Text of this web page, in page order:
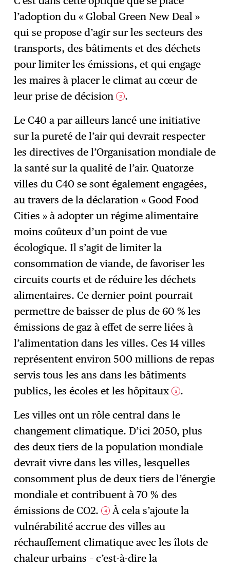
l’adoption du « Global Green New Deal »
qui se propose d’agir sur les secteurs des
transports, des bâtiments et des déchets
pour limiter les émissions, et qui engage
les maires à placer le climat au cœur de
leur prise de décision 2 .
Le C40 a par ailleurs lancé une initiative
sur la pureté de l’air qui devrait respecter
les directives de l’Organisation mondiale de
la santé sur la qualité de l’air. Quatorze
villes du C40 se sont également engagées,
au travers de la déclaration « Good Food
Cities » à adopter un régime alimentaire
moins coûteux d’un point de vue
écologique. Il s’agit de limiter la
consommation de viande, de favoriser les
circuits courts et de réduire les déchets
alimentaires. Ce dernier point pourrait
permettre de baisser de plus de 60 % les
émissions de gaz à effet de serre liées à
l’alimentation dans les villes. Ces 14 villes
représentent environ 500 millions de repas
servis tous les ans dans les bâtiments
publics, les écoles et les hôpitaux 3 .
Les villes ont un rôle central dans le
changement climatique. D’ici 2050, plus
des deux tiers de la population mondiale
devrait vivre dans les villes, lesquelles
consomment plus de deux tiers de l’énergie
mondiale et contribuent à 70 % des
émissions de CO2. 4
À cela s’ajoute la
vulnérabilité accrue des villes au
réchauffement climatique avec les îlots de
chaleur urbains – c’est-à-dire la